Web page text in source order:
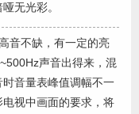
无光彩。
音不缺，有一定的亮
声音出得来，混
音量表峰值调幅不一
视中画面的要求，将